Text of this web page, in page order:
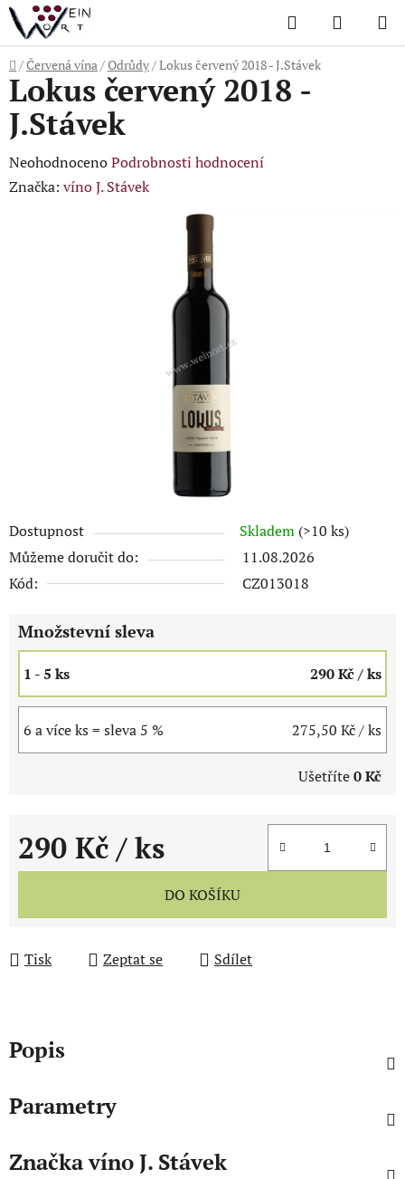
Přejít
na
obsah
Hledat
KOŠÍK
Domů
/Červená vína/Odrůdy/Lokus červený 2018 - J.Stávek
Dostupnost Skladem (>10 ks)
Můžeme doručit do:
11.08.2026
Kód:
CZ013018
Množstevní sleva
1 - 5 ks 290 Kč/ ks
6 a více ks = sleva 5 % 275,50 Kč/ ks
Ušetříte0 Kč
290 Kč / ks
Měrná cena:
DO KOŠÍKU
Tisk Zeptat se Sdílet
Lokus červený 2018 -
J.Stávek
Průměrné
hodnocení
NeohodnocenoPodrobnosti hodnocení
Značka: víno J. Stávek
Popis
Parametry
Značkavíno J. Stávek